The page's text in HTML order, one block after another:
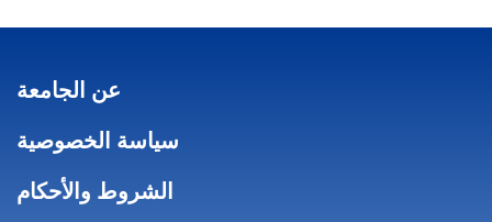
عن الجامعة
سياسة الخصوصية
الشروط والأحكام